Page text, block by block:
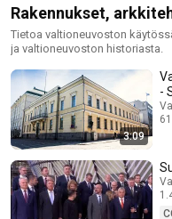
Rakennukset,
Tietoa valtioneuvoston
ja valtioneuvoston historiasta.
3:09
-